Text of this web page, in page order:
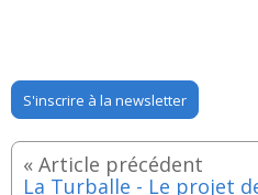
S'inscrire à la newsletter